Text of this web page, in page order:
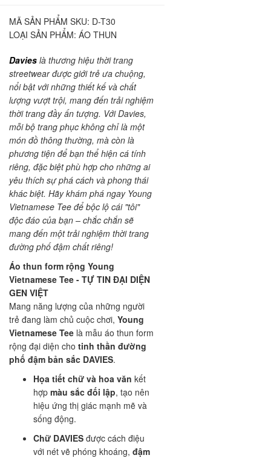
MÃ SẢN PHẨM SKU: D-T30
LOẠI SẢN PHẨM: ÁO THUN
Davies là thương hiệu thời trang
streetwear được giới trẻ ưa chuộng,
nổi bật với những thiết kế và chất
lượng vượt trội, mang đến trải nghiệm
thời trang đầy ấn tượng. Với Davies,
mỗi bộ trang phục không chỉ là một
món đồ thông thường, mà còn là
phương tiện để bạn thể hiện cá tính
riêng, đặc biệt phù hợp cho những ai
yêu thích sự phá cách và phong thái
khác biệt. Hãy khám phá ngay Young
Vietnamese Tee để bộc lộ cái "tôi"
độc đáo của bạn – chắc chắn sẽ
mang đến một trải nghiệm thời trang
đường phố đậm chất riêng!
Áo thun form rộng Young
Vietnamese Tee - TỰ TIN ĐẠI DIỆN
GEN VIỆT
Mang năng lượng của những người
trẻ đang làm chủ cuộc chơi, Young
Vietnamese Tee là mẫu áo thun form
rộng đại diện cho tinh thần đường
phố đậm bản sắc DAVIES.
Họa tiết chữ và hoa văn kết
hợp màu sắc đối lập, tạo nên
hiệu ứng thị giác mạnh mẽ và
sống động.
Chữ DAVIES được cách điệu
với nét vẽ phóng khoáng, đậm